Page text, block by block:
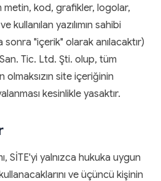
metin, kod, grafikler, logolar,
kullanılan yazılımın sahibi
"içerik" olarak anılacaktır)
Tic. Ltd. Şti. olup, tüm
olmaksızın site içeriğinin
kesinlikle yasaktır.
SİTE'yi yalnızca hukuka uygun
ve üçüncü kişinin